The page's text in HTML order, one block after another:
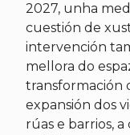
2027, unha
cuestión de
intervención
mellora do
transformación
expansión dos
rúas e barrios,